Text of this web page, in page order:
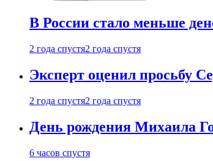
В России стало меньше
2 года спустя2 года спустя
Эксперт оценил просьбу
2 года спустя2 года спустя
День рождения Михаила
6 часов спустя